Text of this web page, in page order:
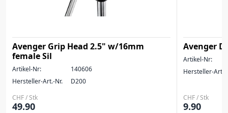
Avenger Grip Head 2.5" w/16mm
female Sil
Artikel-Nr:
140606
Hersteller-Art.-Nr.
D200
CHF / Stk
49.90
Avenger
Artikel-Nr:
Hersteller-Art.-
CHF / Stk
9.90